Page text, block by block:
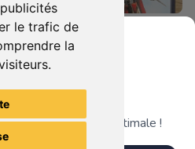
le trafic de
la
Xbox 360
4.90 €
du Geek
une expérience optimale !